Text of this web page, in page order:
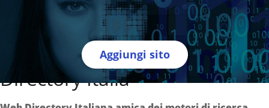
Aggiungi sito
Directory Italia